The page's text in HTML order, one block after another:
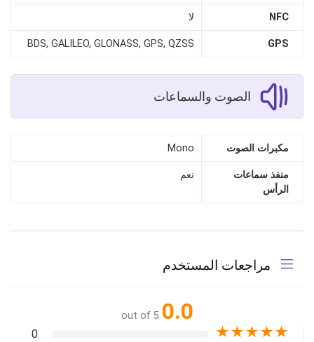
NFC لا
GPS
BDS, GALILEO, GLONASS, GPS, QZSS
الصوت والسماعات
مكبرات الصوت Mono
منفذ سماعات
الرأس
نعم
مراجعات المستخدم
0.0
out of 5
★
★
★
★
★
0